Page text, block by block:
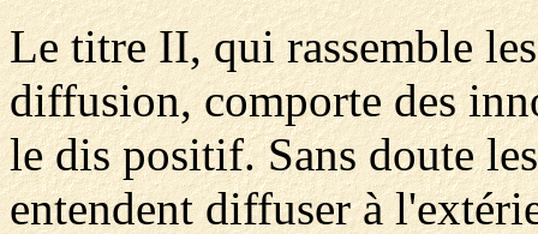
Le titre II, qui rassemble
diffusion, comporte des
le dis positif. Sans doute
entendent diffuser à